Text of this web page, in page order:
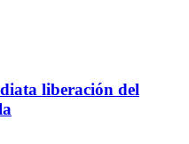
liberación del